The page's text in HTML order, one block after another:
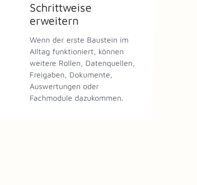
Schrittweise
erweitern
Wenn der erste Baustein im
Alltag funktioniert, können
weitere Rollen, Datenquellen,
Freigaben, Dokumente,
Auswertungen oder
Fachmodule dazukommen.